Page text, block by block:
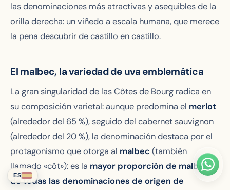
las denominaciones más atractivas y asequibles de la
orilla derecha: un viñedo a escala humana, que merece
la pena descubrir de castillo en castillo.
El malbec, la variedad de uva emblemática
La gran singularidad de las Côtes de Bourg radica en
su composición varietal: aunque predomina el merlot
(alrededor del 65 %), seguido del cabernet sauvignon
(alrededor del 20 %), la denominación destaca por el
protagonismo que otorga al malbec (también
llamado «côt»): es la mayor proporción de malbec
de todas las denominaciones de origen de
ES